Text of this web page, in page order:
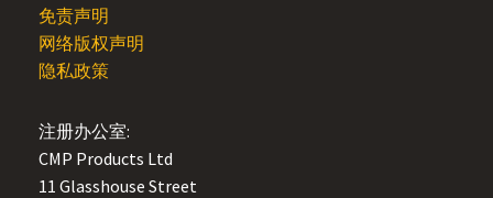
免责声明
网络版权声明
隐私政策
注册办公室:
CMP Products Ltd
11 Glasshouse Street